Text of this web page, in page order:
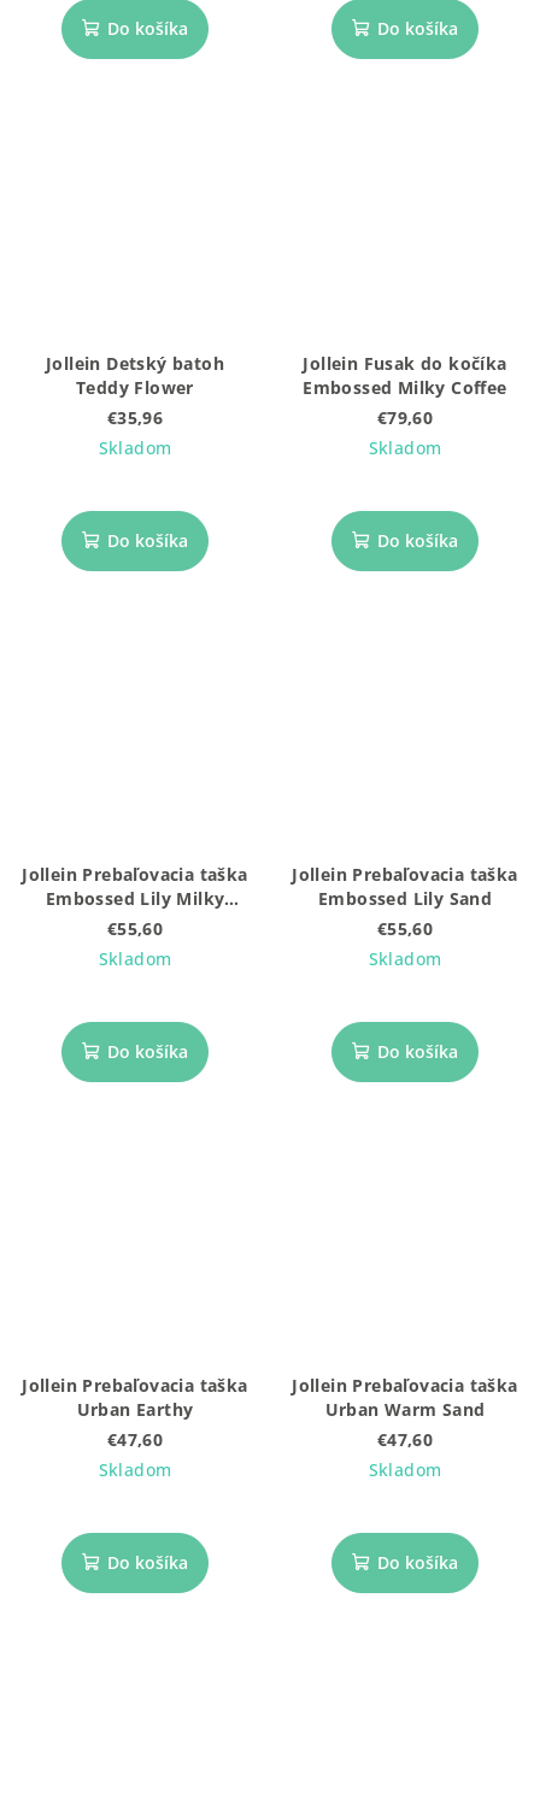
Do košíka Do košíka
Jollein Detský batoh
Teddy Flower
€35,96
Skladom
Do košíka
Jollein Fusak do kočíka
Embossed Milky Coffee
€79,60
Skladom
Do košíka
Jollein Prebaľovacia taška
Embossed Lily Milky
Coffee
€55,60
Skladom
Do košíka
Jollein Prebaľovacia taška
Embossed Lily Sand
€55,60
Skladom
Do košíka
Jollein Prebaľovacia taška
Urban Earthy
€47,60
Skladom
Do košíka
Jollein Prebaľovacia taška
Urban Warm Sand
€47,60
Skladom
Do košíka